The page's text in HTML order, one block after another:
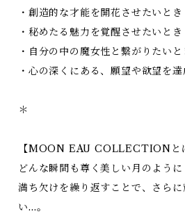
・創造的な才能を開花させたいとき
・秘めたる魅力を覚醒させたいとき
・自分の中の魔女性と繋がりたいと
・心の深くにある、願望や欲望を
＊
【MOON EAU COLLECTIONと
どんな瞬間も尊く美しい月のように
満ち欠けを繰り返すことで、さら
い…。